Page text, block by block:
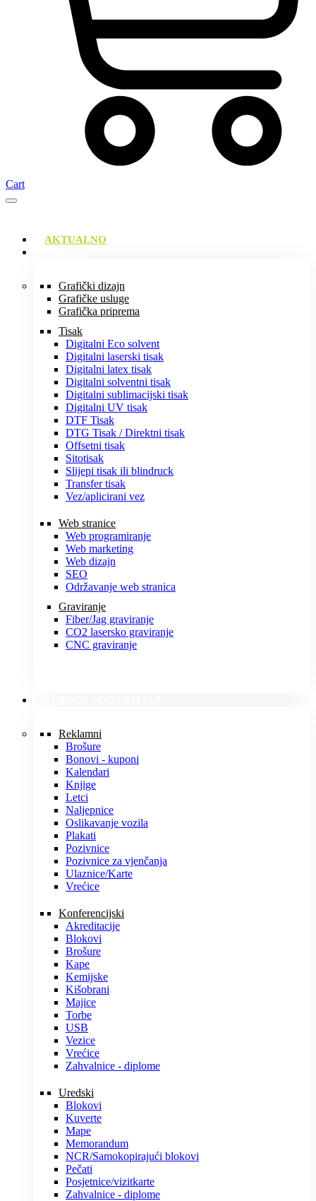
Cart
AKTUALNO
Grafički dizajn
Grafičke usluge
Grafička priprema
Tisak
Digitalni Eco solvent
Digitalni laserski tisak
Digitalni latex tisak
Digitalni solventni tisak
Digitalni sublimacijski tisak
Digitalni UV tisak
DTF Tisak
DTG Tisak / Direktni tisak
Offsetni tisak
Sitotisak
Slijepi tisak ili blindruck
Transfer tisak
Vez/aplicirani vez
Web stranice
Web programiranje
Web marketing
Web dizajn
SEO
Održavanje web stranica
Graviranje
Fiber/Jag graviranje
CO2 lasersko graviranje
CNC graviranje
Reklamni
Brošure
Bonovi - kuponi
Kalendari
Knjige
Letci
Naljepnice
Oslikavanje vozila
Plakati
Pozivnice
Pozivnice za vjenčanja
Ulaznice/Karte
Vrećice
Konferencijski
Akreditacije
Blokovi
Brošure
Kape
Kemijske
Kišobrani
Majice
Torbe
USB
Vezice
Vrećice
Zahvalnice - diplome
Uredski
Blokovi
Kuverte
Mape
Memorandum
NCR/Samokopirajući blokovi
Pečati
Posjetnice/vizitkarte
Zahvalnice - diplome